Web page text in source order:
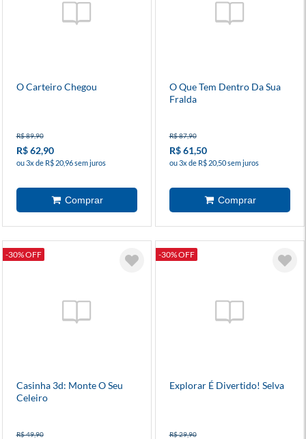
O Carteiro Chegou
R$ 89,90
R$ 62,90
ou 3x de R$ 20,96 sem juros
O Que Tem Dentro Da Sua
Fralda
R$ 87,90
R$ 61,50
ou 3x de R$ 20,50 sem juros
-30% OFF
Casinha 3d: Monte O Seu
Celeiro
R$ 49,90
-30% OFF
Explorar É Divertido! Selva
R$ 29,90